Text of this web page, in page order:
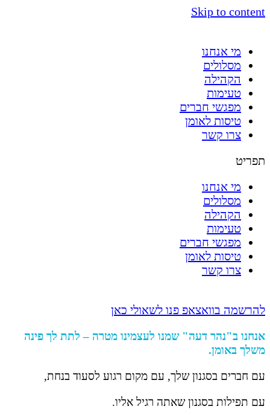
Skip to content
מי אנחנו
מסלולים
הקהילה
טעימות
מפגשי חברים
טיסות לאומן
צרו קשר
תפריט
מי אנחנו
מסלולים
הקהילה
טעימות
מפגשי חברים
טיסות לאומן
צרו קשר
להרשמה בוואצאפ פנו לשאולי כאן
אנחנו ב"נהר דעה" שמנו לעצמינו מטרה – לתת לך פינה
משלך באומן.
עם חברים בסגנון שלך, עם מקום רגוע לסעוד בנחת,
עם תפילות בסגנון שאתה רגיל אליו.